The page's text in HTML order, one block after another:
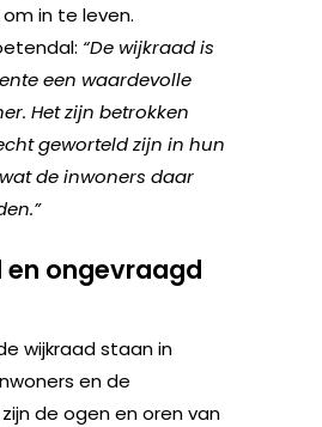
in te leven.
“De wijkraad is
een waardevolle
Het zijn betrokken
geworteld zijn in hun
de inwoners daar
en ongevraagd
wijkraad staan in
en de
de ogen en oren van